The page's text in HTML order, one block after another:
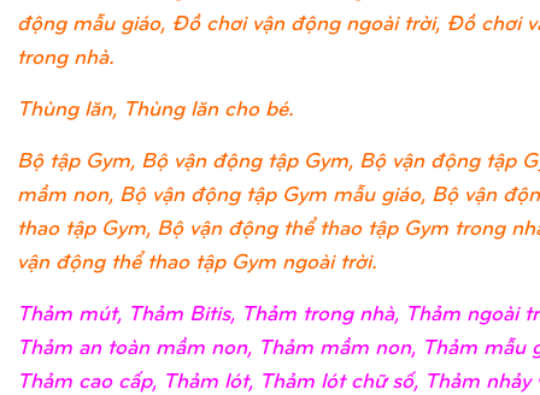
động mẫu giáo, Đồ chơi vận động ngoài trời, Đồ chơi
trong nhà.
Thùng lăn, Thùng lăn cho bé.
Bộ tập Gym, Bộ vận động tập Gym, Bộ vận động tập
mầm non, Bộ vận động tập Gym mẫu giáo, Bộ vận
thao tập Gym, Bộ vận động thể thao tập Gym trong
vận động thể thao tập Gym ngoài trời.
Thảm mút, Thảm Bitis, Thảm trong nhà, Thảm ngoài
Thảm an toàn mầm non, Thảm mầm non, Thảm mẫu
Thảm cao cấp, Thảm lót, Thảm lót chữ số, Thảm nhảy